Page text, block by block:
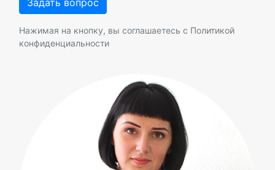
Нажимая на кнопку, вы соглашаетесь с Политикой
конфиденциальности